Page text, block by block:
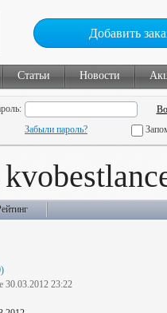
Добавить
Статьи Новости
Забыли пароль?
30.03.2012 23:22